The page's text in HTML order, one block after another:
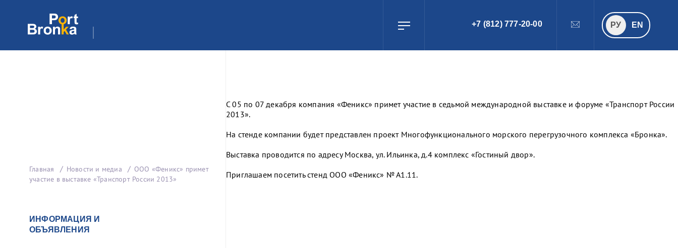
ПОИСК+7 (812) 777-20-00 РУ EN
РУ
Главная Новости и медиа
ООО «Феникс» примет
участие в выставке «Транспорт России 2013»
ИНФОРМАЦИЯ И
ОБЪЯВЛЕНИЯ
С 05 по 07 декабря компания «Феникс» примет участие в седьмой международной выставке и форуме «Транспорт России
2013».
На стенде компании будет представлен проект Многофункционального морского перегрузочного комплекса «Бронка».
Выставка проводится по адресу Москва, ул. Ильинка, д.4 комплекс «Гостиный двор».
Приглашаем посетить стенд ООО «Феникс» № А1.11.